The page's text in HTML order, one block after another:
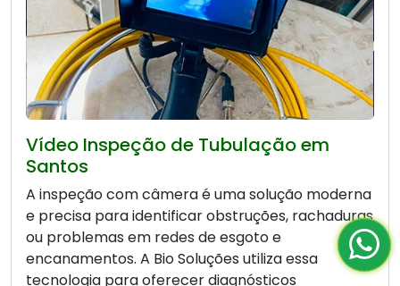
Vídeo Inspeção de Tubulação em
Santos
A inspeção com câmera é uma solução moderna
e precisa para identificar obstruções, rachaduras
ou problemas em redes de esgoto e
encanamentos. A Bio Soluções utiliza essa
tecnologia para oferecer diagnósticos